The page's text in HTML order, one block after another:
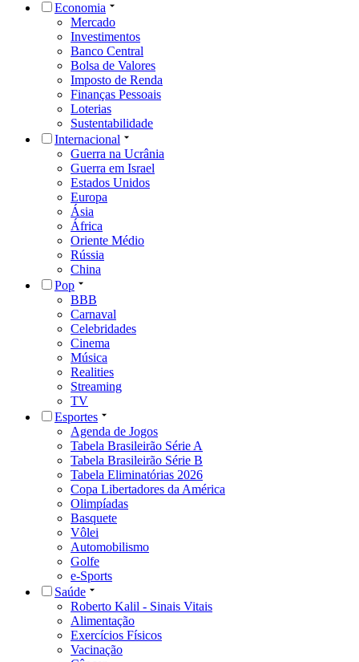
Economia
Mercado
Investimentos
Banco Central
Bolsa de Valores
Imposto de Renda
Finanças Pessoais
Loterias
Sustentabilidade
Internacional
Guerra na Ucrânia
Guerra em Israel
Estados Unidos
Europa
Ásia
África
Oriente Médio
Rússia
China
Pop
BBB
Carnaval
Celebridades
Cinema
Música
Realities
Streaming
TV
Esportes
Agenda de Jogos
Tabela Brasileirão Série A
Tabela Brasileirão Série B
Tabela Eliminatórias 2026
Copa Libertadores da América
Olimpíadas
Basquete
Vôlei
Automobilismo
Golfe
e-Sports
Saúde
Roberto Kalil - Sinais Vitais
Alimentação
Exercícios Físicos
Vacinação